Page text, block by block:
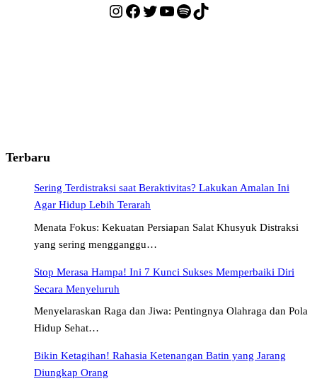
Instagram
Facebook
Twitter
YouTube
Spotify
TikTok
Terbaru
Sering Terdistraksi saat Beraktivitas? Lakukan Amalan Ini
Agar Hidup Lebih Terarah
Menata Fokus: Kekuatan Persiapan Salat Khusyuk Distraksi
yang sering mengganggu…
Stop Merasa Hampa! Ini 7 Kunci Sukses Memperbaiki Diri
Secara Menyeluruh
Menyelaraskan Raga dan Jiwa: Pentingnya Olahraga dan Pola
Hidup Sehat…
Bikin Ketagihan! Rahasia Ketenangan Batin yang Jarang
Diungkap Orang